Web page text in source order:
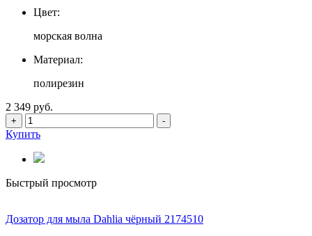
Цвет:
морская волна
Материал:
полирезин
2 349 руб.
+ -
Купить
Быстрый просмотр
Дозатор для мыла Dahlia чёрный 2174510